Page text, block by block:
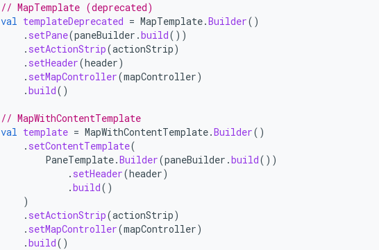
// MapTemplate (deprecated)
val templateDeprecated = MapTemplate.Builder()
. setPane(paneBuilder .build())
. setActionStrip(actionStrip)
. setHeader(header)
. setMapController(mapController)
.build()
// MapWithContentTemplate
val template = MapWithContentTemplate.Builder()
. setContentTemplate(
PaneTemplate.Builder(paneBuilder .build())
. setHeader(header)
.build()
)
. setActionStrip(actionStrip)
. setMapController(mapController)
.build()